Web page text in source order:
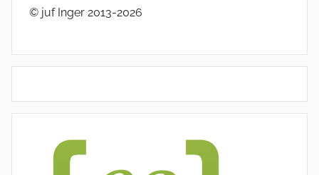
© juf Inger 2013-2026